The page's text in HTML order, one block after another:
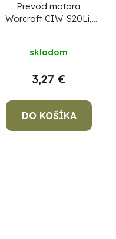
Prevod motora
Worcraft CIW-S20Li,
skladom
3,27 €
DO KOŠÍKA